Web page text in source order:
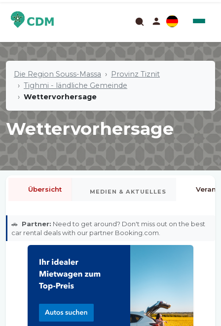
Die Region Souss-Massa
Provinz Tiznit
Tighmi - ländliche Gemeinde
Wettervorhersage
Wettervorhersage
Übersicht MEDIEN & AKTUELLES
🚗 Partner: Need to get around? Don't miss out on the best
car rental deals with our partner Booking.com.